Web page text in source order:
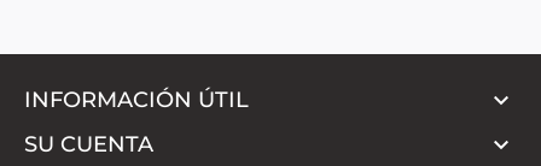
INFORMACIÓN ÚTIL 
SU CUENTA 